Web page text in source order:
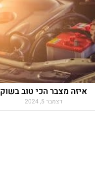
איזה מצבר הכי טוב בשוק
דצמבר 5, 2024